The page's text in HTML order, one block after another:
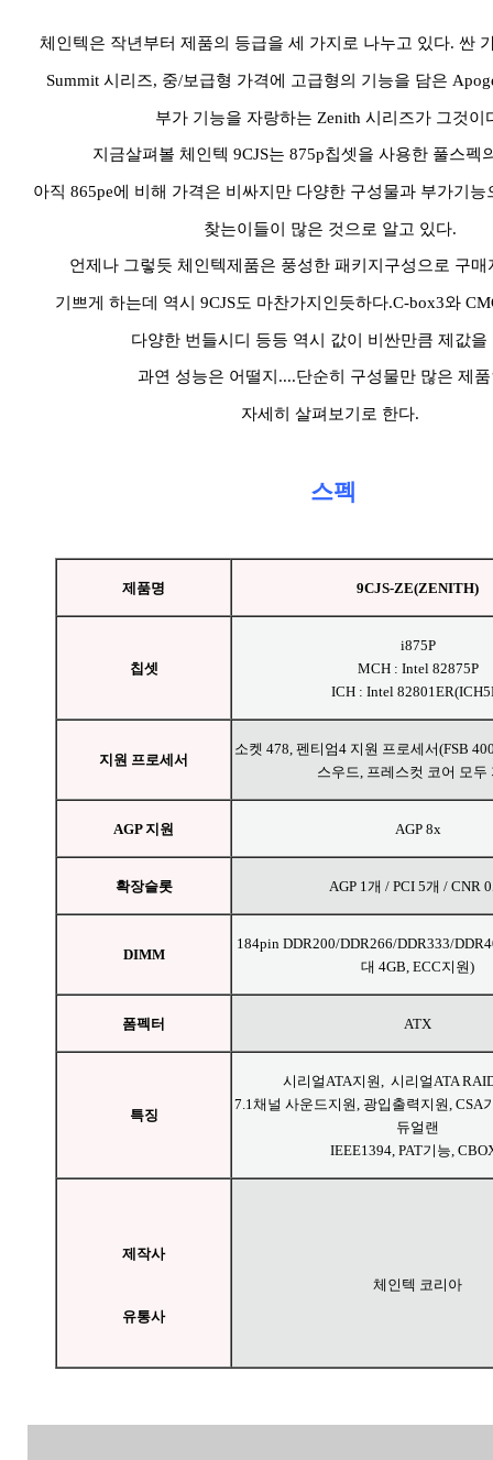
체인텍은 작년부터 제품의 등급을 세 가지로 나누고 있다. 싼
Summit 시리즈, 중/보급형 가격에 고급형의 기능을 담은
부가 기능을 자랑하는 Zenith 시리즈가 그것이
지금살펴볼 체인텍 9CJS는 875p칩셋을 사용한 풀스펙
아직 865pe에 비해 가격은 비싸지만 다양한 구성물과 부가기
찾는이들이 많은 것으로 알고 있다.
언제나 그렇듯 체인텍제품은 풍성한 패키지구성으로 구매
기쁘게 하는데 역시 9CJS도 마찬가지인듯하다.C-box3와
다양한 번들시디 등등 역시 값이 비싼만큼 제값을
과연 성능은 어떨지....단순히 구성물만 많은 제
자세히 살펴보기로 한다.
스펙
제품명 9CJS-ZE(ZENITH)
칩셋
i875P
MCH: Intel 82875P
ICH : Intel
지원 프로세서
소켓 478, 펜티엄4 지원 프로세서(FSB
스우드, 프레스컷 코어 모두
AGP 지원 AGP 8x
확장슬롯 AGP 1개 / PCI 5개 / CNR
DIMM
184pin DDR200/DDR266/DDR333/
대 4GB, ECC지원)
폼펙터 ATX
특징
시리얼ATA지원, 시리얼ATA
7.1채널 사운드지원, 광입출력지원, CSA
듀얼랜
IEEE1394, PAT기능,
제작사
유통사
체인텍 코리아